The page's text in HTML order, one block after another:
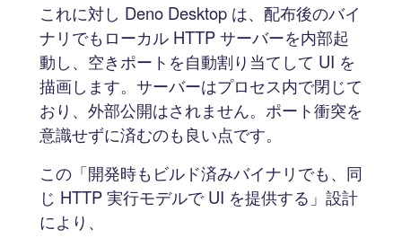
これに対し Deno Desktop は、配布後のバイ
ナリでもローカル HTTP サーバーを内部起
動し、空きポートを自動割り当てして UI を
描画します。サーバーはプロセス内で閉じて
おり、外部公開はされません。ポート衝突を
意識せずに済むのも良い点です。
この「開発時もビルド済みバイナリでも、同
じ HTTP 実行モデルで UI を提供する」設計
により、